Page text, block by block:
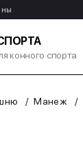
конного спорта
Манеж